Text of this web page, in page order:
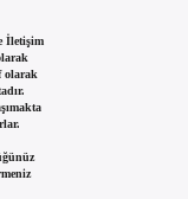
İletişim
olarak